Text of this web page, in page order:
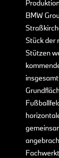
ablaufen kann.
wird die
minimiert. Um
entstehen
der Nähe und
Jetzt gilt
Dialog mit den
entwickeln
BMW
Stück der
Stützen